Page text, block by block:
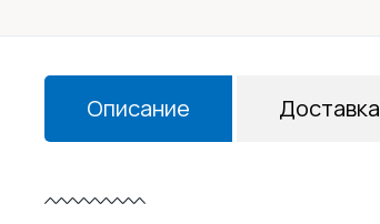
Описание Доставка